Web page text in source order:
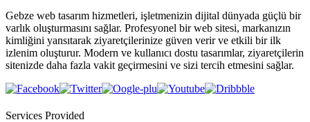
Gebze web tasarım hizmetleri, işletmenizin dijital dünyada güçlü bir
varlık oluşturmasını sağlar. Profesyonel bir web sitesi, markanızın
kimliğini yansıtarak ziyaretçilerinize güven verir ve etkili bir ilk
izlenim oluşturur. Modern ve kullanıcı dostu tasarımlar, ziyaretçilerin
sitenizde daha fazla vakit geçirmesini ve sizi tercih etmesini sağlar.
Services Provided